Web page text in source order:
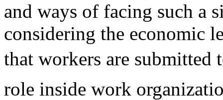
and ways of facing such a
considering the economic
that workers are submitted
role inside work